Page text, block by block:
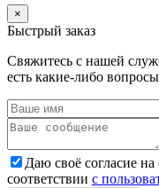
×
Быстрый заказ
Свяжитесь с нашей
есть какие-либо
Даю своё согласие
соответствии с